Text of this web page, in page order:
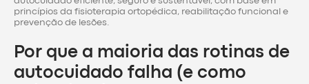
princípios da fisioterapia ortopédica, reabilitação funcional e
prevenção de lesões.
Por que a maioria das rotinas de
autocuidado falha (e como